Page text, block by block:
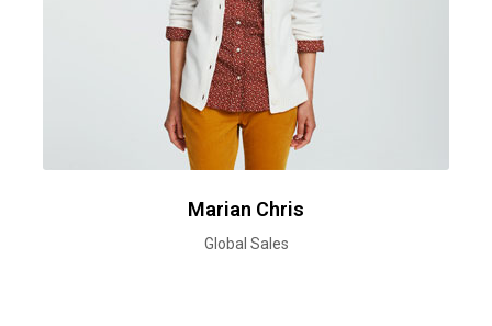
Marian Chris
Global Sales